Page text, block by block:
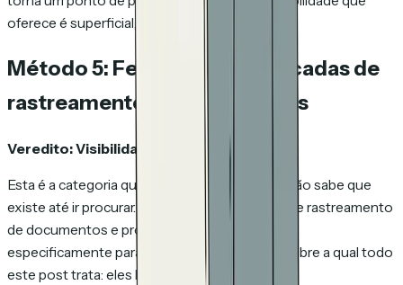
oferece é superficial, na melhor das hipóteses.
Método 5: Ferramentas dedicadas de
rastreamento de documentos
Veredito: Visibilidade total.
Esta é a categoria que a maioria das pessoas não sabe que
existe até ir procurar. Ferramentas dedicadas de rastreamento
de documentos e propostas são construídas
especificamente para responder a pergunta sobre a qual todo
este post trata: eles leram, e o que acharam?